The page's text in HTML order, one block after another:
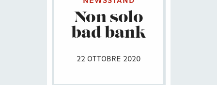
Non solo
bad bank
22 OTTOBRE 2020